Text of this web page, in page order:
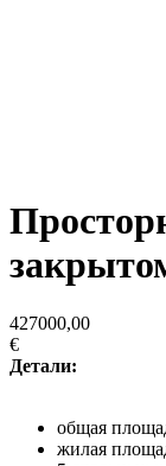
427000,00
€
Детали:
общая
жилая